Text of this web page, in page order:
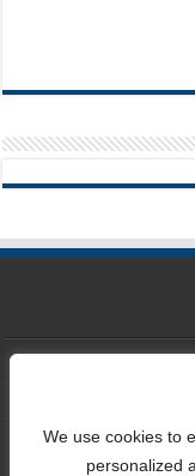
We use cookies to
personalized